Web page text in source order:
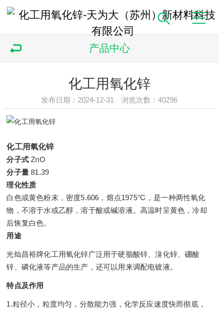
产品中心
化工用氧化锌
发布日期：2024-12-31 浏览次数：40296
化工用氧化锌
分子式ZnO
分子量 81.39
理化性质
白色或黄色粉末，密度5.606，熔点1975℃，是一种两性氧化
物，不溶于水或乙醇，溶于酸或碱溶液。高温时呈黄色，冷却
后恢复白色。
用途
光灿昌裕牌化工用氧化锌广泛用于硬脂酸锌、溴化锌、硼酸
锌、磷化液等产品的生产，还可以用来调配电镀液。
特点及作用
1.粒径小，粒度均匀，分散能力强，化学反应速度快而彻底，